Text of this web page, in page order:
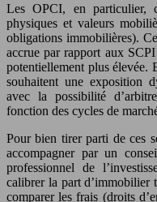
Les OPCI, en particulier,
physiques et valeurs
obligations immobilières).
accrue par rapport aux
potentiellement plus élevée.
souhaitent une exposition
avec la possibilité
fonction des cycles de
Pour bien tirer parti de ces
accompagner par un
professionnel de
calibrer la part d’immobilier
comparer les frais (droits